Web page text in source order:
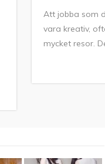
Att jobba som
vara kreativ,
mycket resor.